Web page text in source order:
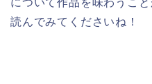
読んでみてくださいね！